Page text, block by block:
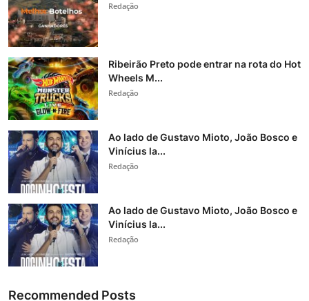
Redação
Ribeirão Preto pode entrar na rota do Hot
Wheels M...
Redação
Ao lado de Gustavo Mioto, João Bosco e
Vinícius la...
Redação
Ao lado de Gustavo Mioto, João Bosco e
Vinícius la...
Redação
Recommended Posts